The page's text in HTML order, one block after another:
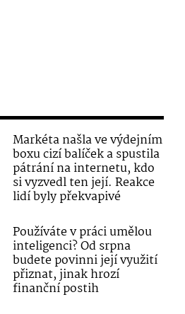
Markéta našla ve výdejním
boxu cizí balíček a spustila
pátrání na internetu, kdo
si vyzvedl ten její. Reakce
lidí byly překvapivé
Používáte v práci umělou
inteligenci? Od srpna
budete povinni její využití
přiznat, jinak hrozí
finanční postih